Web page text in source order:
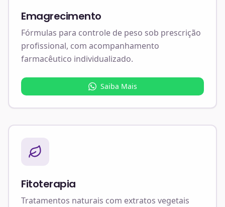
Emagrecimento
Fórmulas para controle de peso sob prescrição
profissional, com acompanhamento
farmacêutico individualizado.
Saiba Mais
Fitoterapia
Tratamentos naturais com extratos vegetais